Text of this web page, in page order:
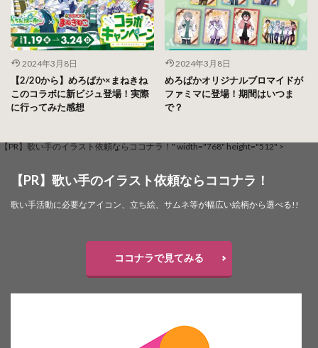
2024年3月8日
【2/20から】めろぱか×まねきね
このコラボに新ビジュ登場！実際
に行ってみた感想
2024年3月8日
めろぱかオリジナルブロマイドが
ファミマに登場！期間はいつま
で？
【PR】歌い手のイラスト依頼ならココナラ！" width="768" height="512" >
【PR】歌い手のイラスト依頼ならココナラ！
歌い手活動に必要なアイコン、立ち絵、サムネ等が幅広い絵柄から選べる!!
ココナラで見てみる